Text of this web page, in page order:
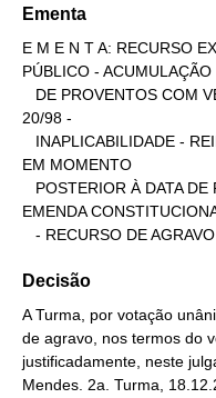
Ementa
E M E N T A: RECURSO
PÚBLICO - ACUMULAÇÃO
20/98 -
EM MOMENTO
EMENDA
- RECURSO DE
Decisão
A Turma, por votação
de agravo, nos termos do
justificadamente, neste
Mendes. 2a. Turma,